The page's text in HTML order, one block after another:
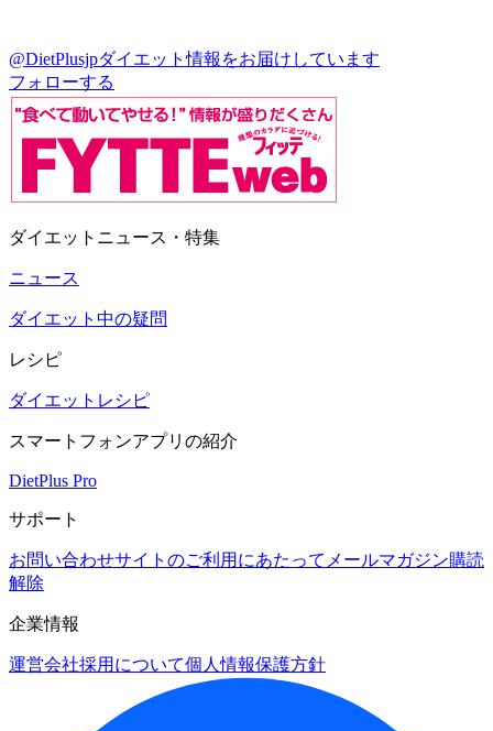
@DietPlusjpダイエット情報をお届けしています
フォローする
ダイエットニュース・特集
ニュース
ダイエット中の疑問
レシピ
ダイエットレシピ
スマートフォンアプリの紹介
DietPlus Pro
サポート
お問い合わせサイトのご利用にあたって メールマガジン購読
解除
企業情報
運営会社採用について個人情報保護方針